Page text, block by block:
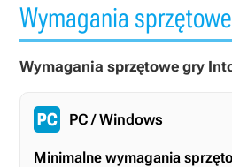
Wymagania sprzętowe
Wymagania sprzętowe gry
PC / Windows
Minimalne wymagania